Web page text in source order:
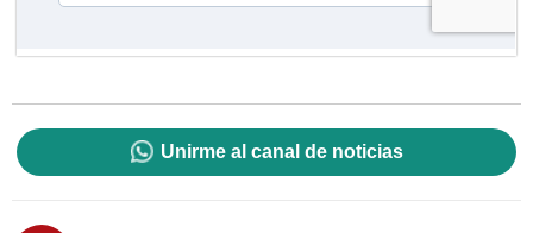
Unirme al canal de noticias